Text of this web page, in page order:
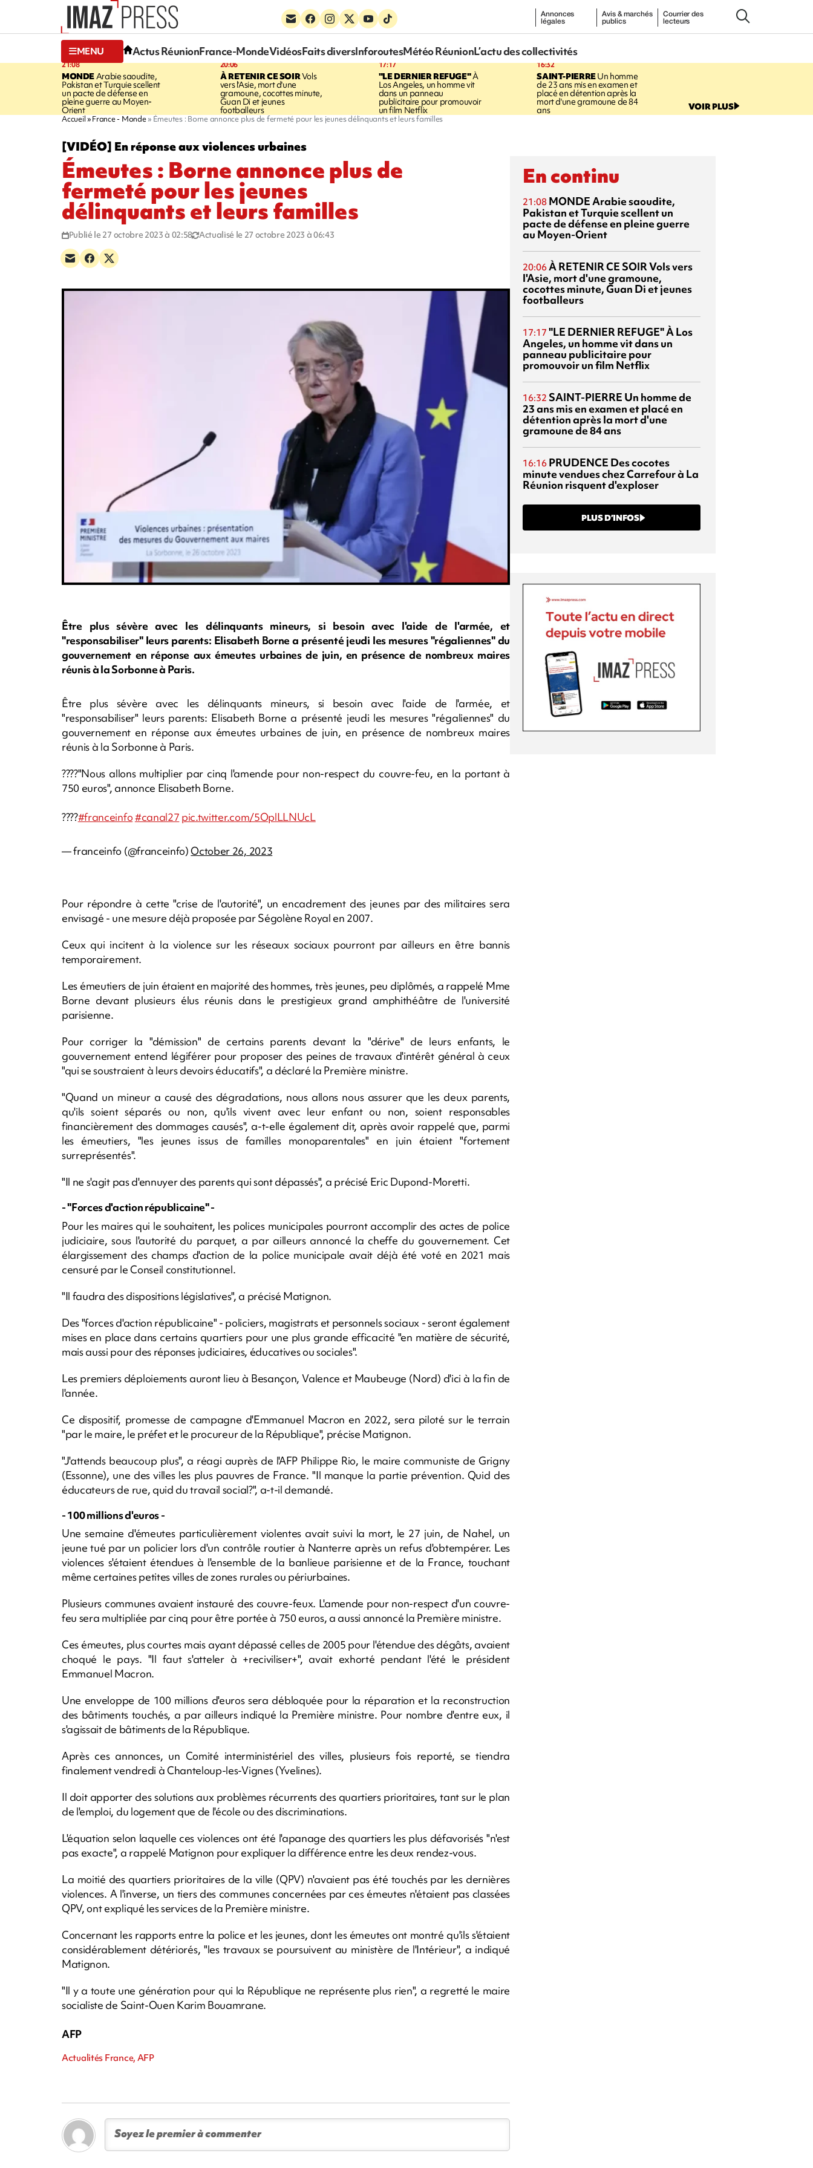
Annonces
légales
Avis & marchés
publics
Courrier des
lecteurs
MENU Actus RéunionFrance-MondeVidéosFaits diversInforoutesMétéo RéunionL’actu des collectivités
21:08
MONDE Arabie saoudite,
Pakistan et Turquie scellent
un pacte de défense en
pleine guerre au Moyen-
Orient
20:06
À RETENIR CE SOIRVols
vers l'Asie, mort d'une
gramoune, cocottes minute,
Guan Di et jeunes
footballeurs
17:17
"LE DERNIER REFUGE"À
Los Angeles, un homme vit
dans un panneau
publicitaire pour promouvoir
un film Netflix
16:32
SAINT-PIERREUn homme
de 23 ans mis en examen et
placé en détention après la
mort d'une gramoune de 84
ans VOIR PLUS
Accueil France - Monde Émeutes : Borne annonce plus de fermeté pour les jeunes délinquants et leurs familles
[VIDÉO] En réponse aux violences urbaines
Émeutes : Borne annonce plus de
fermeté pour les jeunes
délinquants et leurs familles
Publié le 27 octobre 2023 à 02:58 Actualisé le 27 octobre 2023 à 06:43
Être plus sévère avec les délinquants mineurs, si besoin avec l'aide de l'armée, et
"responsabiliser" leurs parents: Elisabeth Borne a présenté jeudi les mesures "régaliennes" du
gouvernement en réponse aux émeutes urbaines de juin, en présence de nombreux maires
réunis à la Sorbonne à Paris.
Être plus sévère avec les délinquants mineurs, si besoin avec l'aide de l'armée, et
"responsabiliser" leurs parents: Elisabeth Borne a présenté jeudi les mesures "régaliennes" du
gouvernement en réponse aux émeutes urbaines de juin, en présence de nombreux maires
réunis à la Sorbonne à Paris.
????️"Nous allons multiplier par cinq l'amende pour non-respect du couvre-feu, en la portant à
750 euros", annonce Elisabeth Borne.
????#franceinfo#canal27 pic.twitter.com/5OplLLNUcL
— franceinfo (@franceinfo)October 26, 2023
Pour répondre à cette "crise de l'autorité", un encadrement des jeunes par des militaires sera
envisagé - une mesure déjà proposée par Ségolène Royal en 2007.
Ceux qui incitent à la violence sur les réseaux sociaux pourront par ailleurs en être bannis
temporairement.
Les émeutiers de juin étaient en majorité des hommes, très jeunes, peu diplômés, a rappelé Mme
Borne devant plusieurs élus réunis dans le prestigieux grand amphithéâtre de l'université
parisienne.
Pour corriger la "démission" de certains parents devant la "dérive" de leurs enfants, le
gouvernement entend légiférer pour proposer des peines de travaux d'intérêt général à ceux
"qui se soustraient à leurs devoirs éducatifs", a déclaré la Première ministre.
"Quand un mineur a causé des dégradations, nous allons nous assurer que les deux parents,
qu'ils soient séparés ou non, qu'ils vivent avec leur enfant ou non, soient responsables
financièrement des dommages causés", a-t-elle également dit, après avoir rappelé que, parmi
les émeutiers, "les jeunes issus de familles monoparentales" en juin étaient "fortement
surreprésentés".
"Il ne s'agit pas d'ennuyer des parents qui sont dépassés", a précisé Eric Dupond-Moretti.
- "Forces d'action républicaine" -
Pour les maires qui le souhaitent, les polices municipales pourront accomplir des actes de police
judiciaire, sous l'autorité du parquet, a par ailleurs annoncé la cheffe du gouvernement. Cet
élargissement des champs d'action de la police municipale avait déjà été voté en 2021 mais
censuré par le Conseil constitutionnel.
"Il faudra des dispositions législatives", a précisé Matignon.
Des "forces d'action républicaine" - policiers, magistrats et personnels sociaux - seront également
mises en place dans certains quartiers pour une plus grande efficacité "en matière de sécurité,
mais aussi pour des réponses judiciaires, éducatives ou sociales".
Les premiers déploiements auront lieu à Besançon, Valence et Maubeuge (Nord) d'ici à la fin de
l'année.
Ce dispositif, promesse de campagne d'Emmanuel Macron en 2022, sera piloté sur le terrain
"par le maire, le préfet et le procureur de la République", précise Matignon.
"J'attends beaucoup plus", a réagi auprès de l'AFP Philippe Rio, le maire communiste de Grigny
(Essonne), une des villes les plus pauvres de France. "Il manque la partie prévention. Quid des
éducateurs de rue, quid du travail social?", a-t-il demandé.
- 100 millions d'euros -
Une semaine d'émeutes particulièrement violentes avait suivi la mort, le 27 juin, de Nahel, un
jeune tué par un policier lors d'un contrôle routier à Nanterre après un refus d'obtempérer. Les
violences s'étaient étendues à l'ensemble de la banlieue parisienne et de la France, touchant
même certaines petites villes de zones rurales ou périurbaines.
Plusieurs communes avaient instauré des couvre-feux. L'amende pour non-respect d'un couvre-
feu sera multipliée par cinq pour être portée à 750 euros, a aussi annoncé la Première ministre.
Ces émeutes, plus courtes mais ayant dépassé celles de 2005 pour l'étendue des dégâts, avaient
choqué le pays. "Il faut s'atteler à +reciviliser+", avait exhorté pendant l'été le président
Emmanuel Macron.
Une enveloppe de 100 millions d'euros sera débloquée pour la réparation et la reconstruction
des bâtiments touchés, a par ailleurs indiqué la Première ministre. Pour nombre d'entre eux, il
s'agissait de bâtiments de la République.
Après ces annonces, un Comité interministériel des villes, plusieurs fois reporté, se tiendra
finalement vendredi à Chanteloup-les-Vignes (Yvelines).
Il doit apporter des solutions aux problèmes récurrents des quartiers prioritaires, tant sur le plan
de l'emploi, du logement que de l'école ou des discriminations.
L'équation selon laquelle ces violences ont été l'apanage des quartiers les plus défavorisés "n'est
pas exacte", a rappelé Matignon pour expliquer la différence entre les deux rendez-vous.
La moitié des quartiers prioritaires de la ville (QPV) n'avaient pas été touchés par les dernières
violences. A l'inverse, un tiers des communes concernées par ces émeutes n'étaient pas classées
QPV, ont expliqué les services de la Première ministre.
Concernant les rapports entre la police et les jeunes, dont les émeutes ont montré qu'ils s'étaient
considérablement détériorés, "les travaux se poursuivent au ministère de l'Intérieur", a indiqué
Matignon.
"Il y a toute une génération pour qui la République ne représente plus rien", a regretté le maire
socialiste de Saint-Ouen Karim Bouamrane.
AFP
Actualités France, AFP
En continu
21:08 MONDEArabie saoudite,
Pakistan et Turquie scellent un
pacte de défense en pleine guerre
au Moyen-Orient
20:06À RETENIR CE SOIRVols vers
l'Asie, mort d'une gramoune,
cocottes minute, Guan Di et jeunes
footballeurs
17:17 "LE DERNIER REFUGE"À Los
Angeles, un homme vit dans un
panneau publicitaire pour
promouvoir un film Netflix
16:32 SAINT-PIERRE Un homme de
23 ans mis en examen et placé en
détention après la mort d'une
gramoune de 84 ans
16:16 PRUDENCE Des cocotes
minute vendues chez Carrefour à La
Réunion risquent d'exploser
PLUS D’INFOS